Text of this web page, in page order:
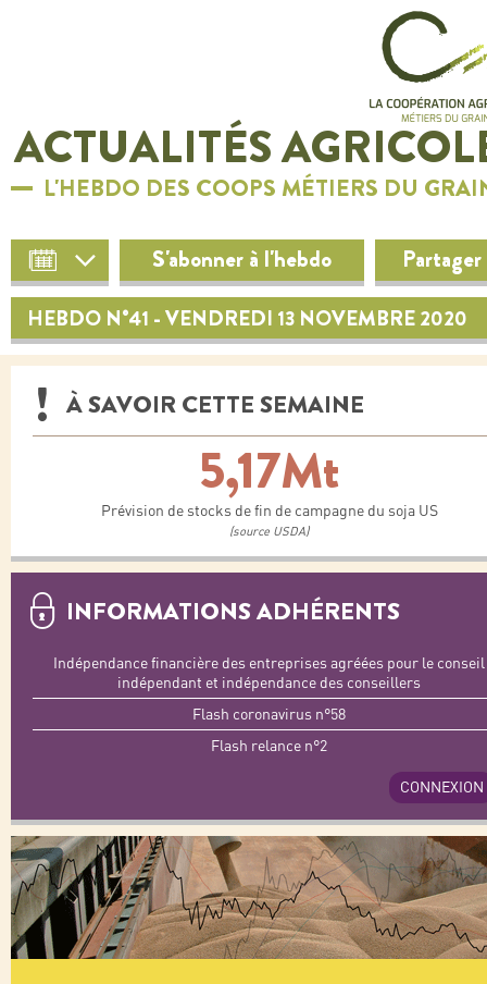
ACTUALITÉS
L'HEBDO DES COOPS MÉTIERS DU
S'abonner à l'hebdo Partager
HEBDO N°41 - VENDREDI 13 NOVEMBRE 2020
À SAVOIR CETTE SEMAINE
5,17Mt
Prévision de stocks de fin de campagne du soja US
(source USDA)
INFORMATIONS ADHÉRENTS
Indépendance financière des entreprises agréées pour le conseil
indépendant et indépendance des conseillers
Flash coronavirus n°58
Flash relance n°2
CONNEXION